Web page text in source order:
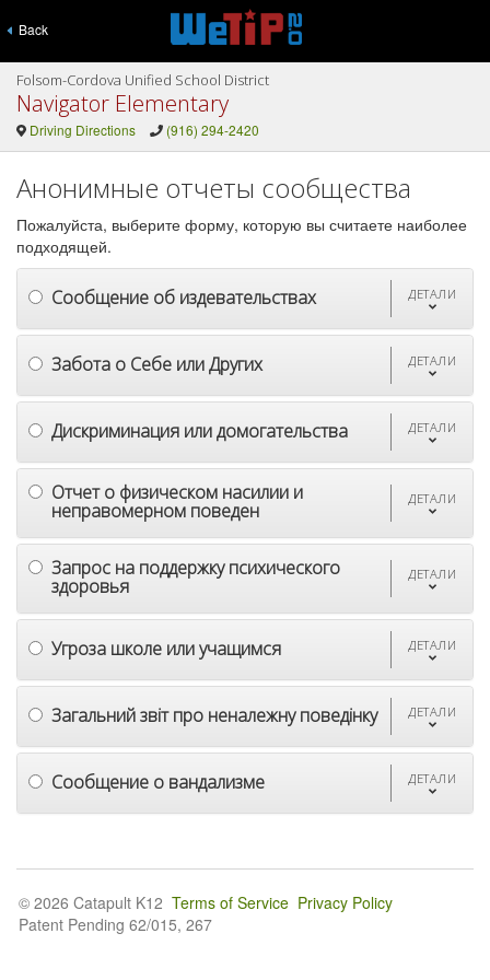
Back
Folsom-Cordova Unified School District
Navigator Elementary
Driving Directions (916) 294-2420
Анонимные отчеты сообщества
Пожалуйста, выберите форму, которую вы считаете наиболее
подходящей.
Сообщение об издевательствах ДЕТАЛИ
Забота о Себе или Других ДЕТАЛИ
Дискриминация или домогательства ДЕТАЛИ
Отчет о физическом насилии и
неправомерном поведен
ДЕТАЛИ
Запрос на поддержку психического
здоровья
ДЕТАЛИ
Угроза школе или учащимся ДЕТАЛИ
Загальний звіт про неналежну поведінку ДЕТАЛИ
Сообщение о вандализме ДЕТАЛИ
© 2026 Catapult K12 Terms of Service Privacy Policy
Patent Pending 62/015, 267